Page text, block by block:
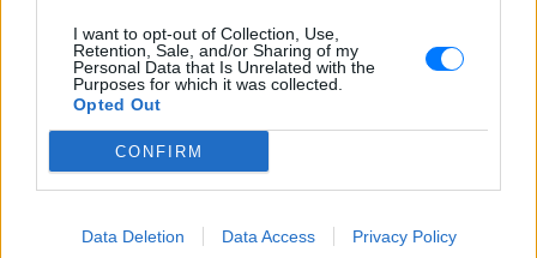
I want to opt-out of Collection, Use,
Retention, Sale, and/or Sharing of my
Personal Data that Is Unrelated with the
Purposes for which it was collected.
Opted Out
CONFIRM
Data Deletion Data Access Privacy Policy
πατέρα
ΧΤΕΣ
Μητέρα 43 ετών και ο 21χρονος γιος της
φορτηγό στην επαρχιακή οδό Αμφίπολης
Καταδίωξη στο κέντρο της
τζάμι του οδηγού – «Μην κάνεις